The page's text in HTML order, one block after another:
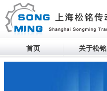
首页 关于松铭